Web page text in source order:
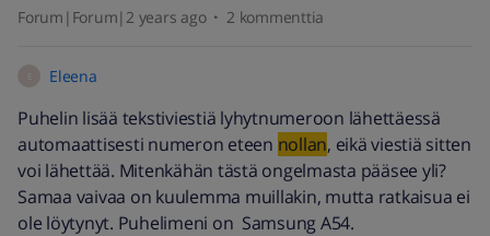
Forum|Forum|2 years ago 2 kommenttia
Eleena
Puhelin lisää tekstiviestiä lyhytnumeroon lähettäessä
automaattisesti numeron eteen nollan, eikä viestiä sitten
voi lähettää. Mitenkähän tästä ongelmasta pääsee yli?
Samaa vaivaa on kuulemma muillakin, mutta ratkaisua ei
ole löytynyt. Puhelimeni on Samsung A54.